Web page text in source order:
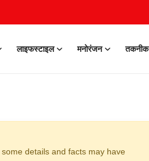
लाइफस्टाइल मनोरंजन तकनीक
details and facts may have